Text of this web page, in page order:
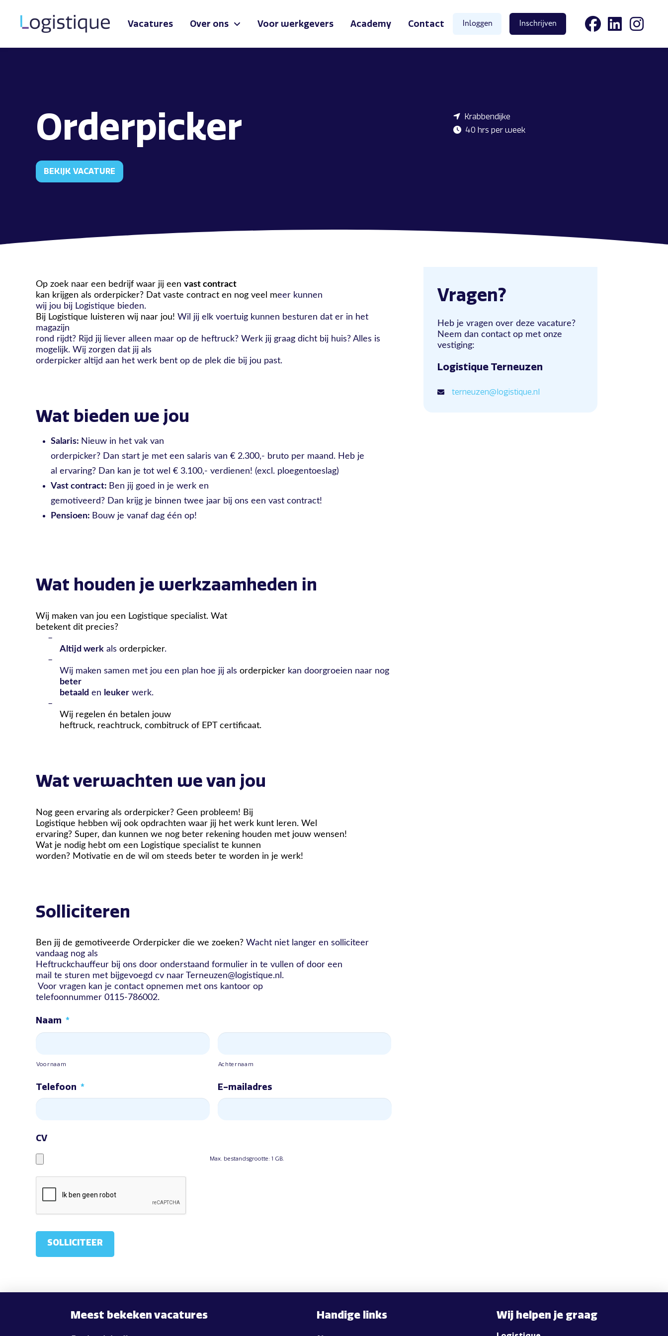
Vacatures Over ons Voor werkgevers Academy Contact Inloggen Inschrijven
Orderpicker
BEKIJK VACATURE
Krabbendijke
40 hrs per week
Op zoek naar een bedrijf waar jij een vast contract
kan krijgen als orderpicker? Dat vaste contract en nog veel meer kunnen
wij jou bij Logistique bieden.
Bij Logistique luisteren wij naar jou! Wil jij elk voertuig kunnen besturen dat er in het
magazijn
rond rijdt? Rijd jij liever alleen maar op de heftruck? Werk jij graag dicht bij huis? Alles is
mogelijk. Wij zorgen dat jij als
orderpicker altijd aan het werk bent op de plek die bij jou past.
Wat bieden we jou
Salaris: Nieuw in het vak van
orderpicker? Dan start je met een salaris van € 2.300,- bruto per maand. Heb je
al ervaring? Dan kan je tot wel € 3.100,- verdienen! (excl. ploegentoeslag)
Vast contract: Ben jij goed in je werk en
gemotiveerd? Dan krijg je binnen twee jaar bij ons een vast contract!
Pensioen: Bouw je vanaf dag één op!
Wat houden je werkzaamheden in
Wij maken van jou een Logistique specialist. Wat
betekent dit precies?
–
Altijd werk als orderpicker.
–
Wij maken samen met jou een plan hoe jij als orderpicker kan doorgroeien naar nog
beter
betaald en leuker werk.
–
Wij regelen én betalen jouw
heftruck, reachtruck, combitruck of EPT certificaat.
Wat verwachten we van jou
Nog geen ervaring als orderpicker? Geen probleem! Bij
Logistique hebben wij ook opdrachten waar jij het werk kunt leren. Wel
ervaring? Super, dan kunnen we nog beter rekening houden met jouw wensen!
Wat je nodig hebt om een Logistique specialist te kunnen
worden? Motivatie en de wil om steeds beter te worden in je werk!
Solliciteren
Ben jij de gemotiveerde Orderpicker die we zoeken? Wacht niet langer en solliciteer
vandaag nog als
Heftruckchauffeur bij ons door onderstaand formulier in te vullen of door een
mail te sturen met bijgevoegd cv naar Terneuzen@logistique.nl.
Voor vragen kan je contact opnemen met ons kantoor op
telefoonnummer 0115-786002.
Naam *
Voornaam Achternaam
Telefoon * E-mailadres
CV
Max. bestandsgrootte: 1 GB.
Vragen?
Heb je vragen over deze vacature?
Neem dan contact op met onze
vestiging:
Logistique Terneuzen
terneuzen@logistique.nl
Meest bekeken vacatures Handige links Wij helpen je graag